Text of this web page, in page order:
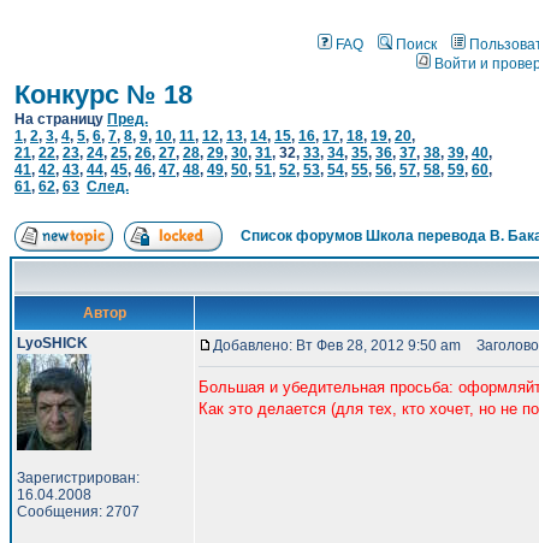
FAQ Поиск
Войти и
Конкурс № 18
На страницу Пред.
1, 2, 3, 4, 5, 6, 7, 8, 9, 10, 11, 12, 13, 14, 15, 16, 17, 18, 19, 20,
21, 22, 23, 24, 25, 26, 27, 28, 29, 30, 31, 32, 33, 34, 35, 36, 37, 38, 39, 40,
41, 42, 43, 44, 45, 46, 47, 48, 49, 50, 51, 52, 53, 54, 55, 56, 57, 58, 59, 60,
61, 62, 63 След.
Список форумов Школа перевода В.
Автор
LyoSHICK
Зарегистрирован:
16.04.2008
Сообщения: 2707
Добавлено: Вт Фев 28, 2012 9:50 am
Большая и убедительная просьба:
Как это делается (для тех, кто хочет, но не